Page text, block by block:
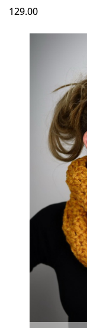
129.00